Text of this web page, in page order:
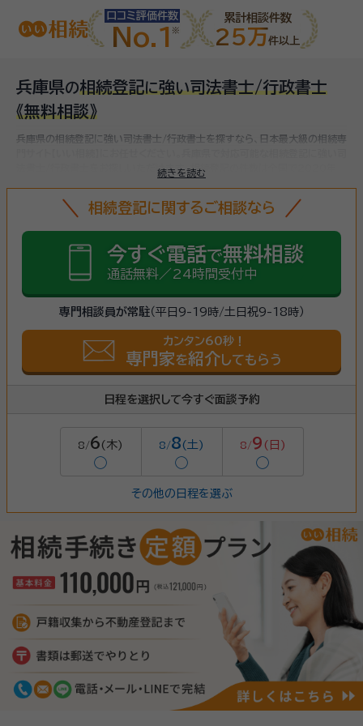
口コミ評価件数
No.1
累計相談件数
25万件以上
兵庫県の相続登記に強い司法書士/行政書士
《無料相談》
続きを読む
兵庫県の相続登記に強い司法書士/行政書士を探すなら、日本最大級の相続専
法書士/行政書士をお探しいただけます。相続登記の件数は全国で2020年
日から相続登記が義務化される制度が始まり、相続登記を怠ると過料が課さ
れることになるため、まだ名義変更していない相続不動産がある方は、
相続登記に関するご相談なら
今すぐ電話で無料相談
通話無料／24時間受付中
専門相談員が常駐（平日9-19時/土日祝9-18時）
カンタン60秒！
専門家を紹介 してもらう
日程を選択して今すぐ面談予約
8/6 (木)
◯
8/8(土)
◯
8/9 (日)
◯
その他の日程を選ぶ